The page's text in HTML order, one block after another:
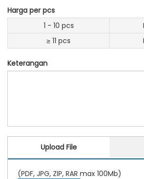
Harga per pcs
1 - 10 pcs
≥ 11 pcs
Keterangan
Upload File
(PDF, JPG, ZIP, RAR max 100Mb)